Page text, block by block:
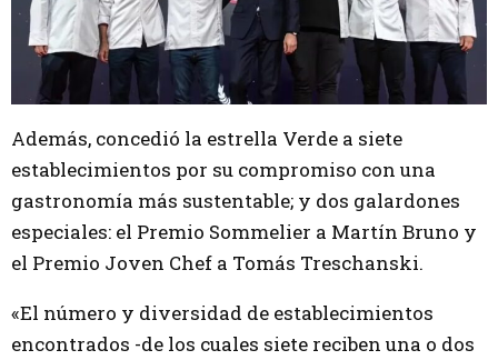
Además, concedió la estrella Verde a siete
establecimientos por su compromiso con una
gastronomía más sustentable; y dos galardones
especiales: el Premio Sommelier a Martín Bruno y
el Premio Joven Chef a Tomás Treschanski.
«El número y diversidad de establecimientos
encontrados -de los cuales siete reciben una o dos